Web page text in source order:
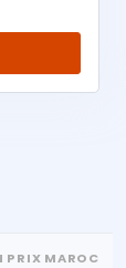
PRIX MAROC